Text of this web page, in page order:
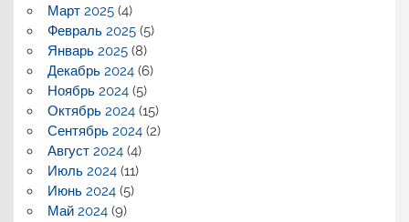
Март 2025(4)
Февраль 2025(5)
Январь 2025(8)
Декабрь 2024(6)
Ноябрь 2024(5)
Октябрь 2024(15)
Сентябрь 2024(2)
Август 2024(4)
Июль 2024(11)
Июнь 2024(5)
Май 2024(9)